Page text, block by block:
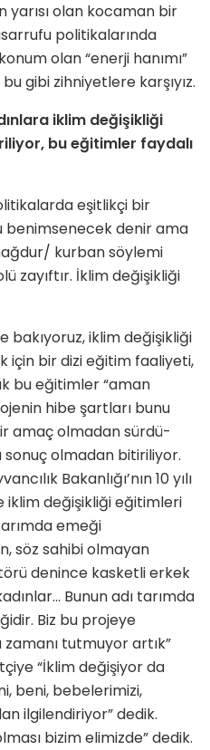
yarısı olan kocaman bir
politikalarında
olan “enerji hanımı”
gibi zihniyetlere karşıyız.
iklim değişikliği
bu eğitimler fay­dalı
eşitlikçi bir
denir ama
kurban söylemi
zayıftır. İklim değişikliği
bakı­yoruz, iklim değişikliği
için bir dizi eği­tim faaliyeti,
bu eğitimler “aman
hibe şartları bunu
amaç olmadan sürdü­
olmadan bitiriliyor.
Bakanlığı’nın 10 yılı
iklim değişikliği eğitimleri
emeği
söz sa­hibi olmayan
denince kasketli erkek
Bunun adı tarımda
Biz bu projeye
tutmuyor artık”
“İklim değişiyor da
beni, bebelerimizi,
ilgilendiriyor” dedik.
bi­zim elimizde” dedik.